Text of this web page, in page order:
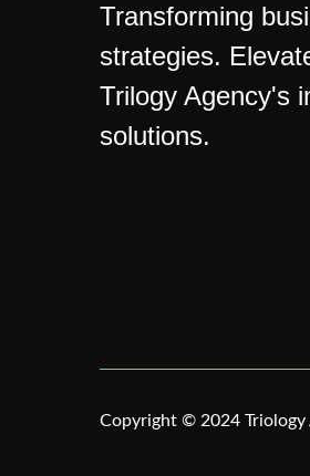
Transforming
strategies.
Trilogy Agency's
solutions.
Copyright © 2024 Triology